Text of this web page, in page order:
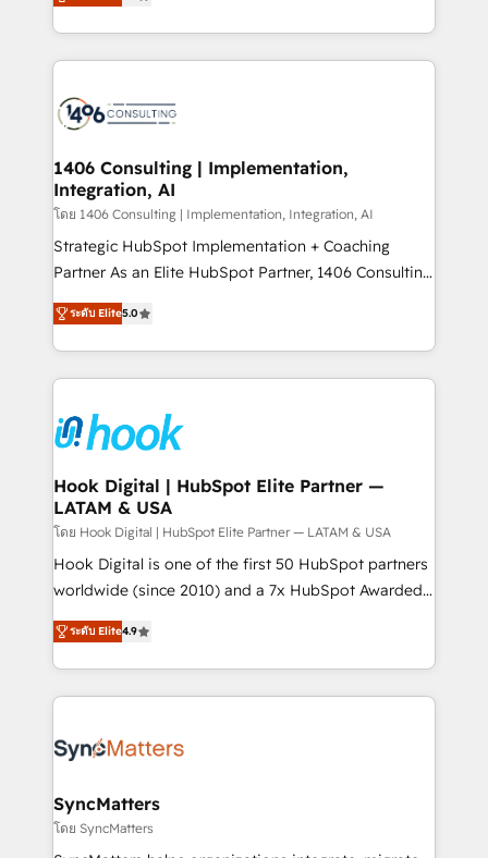
technology for integrations • Multilingual team:
development—always fueled by curiosity—to turn
ideas, opportunities, and challenges into meaningful
experiences. To us, technology is more than just
and—most importantly—simple. That’s why we lean
products and strategies that actually make a
difference.
1406 Consulting | Implementation,
Integration, AI
โดย 1406 Consulting | Implementation, Integration, AI
Strategic HubSpot Implementation + Coaching
Partner As an Elite HubSpot Partner, 1406 Consulting
helps mid-market revenue teams transform how
they sell, market, and serve. We don't just build your
HubSpot—we teach your team to own it, then stay
to help you keep winning. What We Do ⚙️ CRM
Data & Content 📈 Sales & Marketing Alignment +
Revenue Team Enablement 🤖 Breeze AI & Custom
Agent Creation 🔄 Custom Integrations & Data
Migration Why 1406 We become part of your team.
Your team learns while we build. We fix what others
broke. Built for mid-market reality—practical
solutions that work with your actual headcount and
HubSpot partners 🔄 Top 5% globally in client
retention 📅 8+ years of consistent results since 2017
move beyond spreadsheets into unified systems
ระดับ Elite5.0
Hook Digital | HubSpot Elite Partner —
LATAM & USA
โดย Hook Digital | HubSpot Elite Partner — LATAM & USA
Hook Digital is one of the first 50 HubSpot partners
worldwide (since 2010) and a 7x HubSpot Awarded
Elite Partner. With 500+ projects across the U.S.,
Brazil, and LATAM, we combine global expertise with
regional experience. Today, we are Brazil’s largest
HubSpot Elite Partner—trusted by companies across
Implementation & Migration Onboarding across all
Station, Freshdesk, Intercom, and more. Custom
objects, automations, and integrations built for
growth. 🚀 AI-Driven GTM Orchestration Unify
ระดับ Elite4.9
SyncMatters
โดย SyncMatters